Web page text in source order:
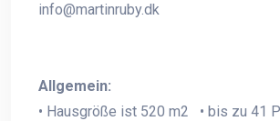
info@martinruby.dk
Allgemein:
• Hausgröße ist 520 m2 • bis zu 41